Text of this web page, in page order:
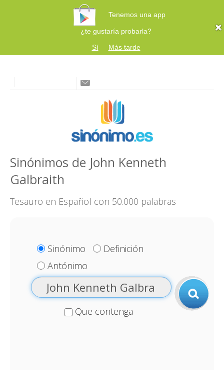
Tenemos una app
¿te gustaría probarla?
Sí
Más tarde
Sinónimos de John Kenneth
Galbraith
Tesauro en Español con 50.000 palabras
Sinónimo
Definición
Antónimo
Que contenga